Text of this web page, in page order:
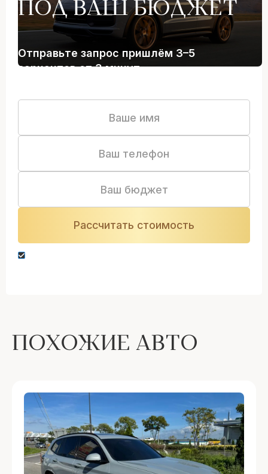
ПОД ВАШ БЮДЖЕТ
Отправьте запрос пришлём 3–5
вариантов от 3 минут
ПОХОЖИЕ АВТО